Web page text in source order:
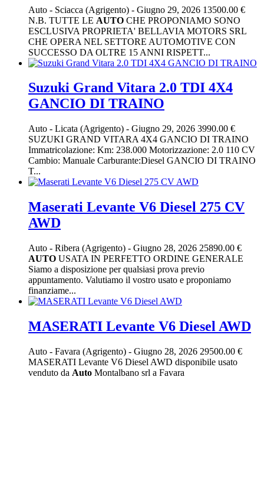
Auto - Sciacca (Agrigento) - Giugno 29, 2026 13500.00 €
N.B. TUTTE LE AUTO CHE PROPONIAMO SONO
ESCLUSIVA PROPRIETA' BELLAVIA MOTORS SRL
CHE OPERA NEL SETTORE AUTOMOTIVE CON
SUCCESSO DA OLTRE 15 ANNI RISPETT...
Suzuki Grand Vitara 2.0 TDI 4X4
GANCIO DI TRAINO
Auto - Licata (Agrigento) - Giugno 29, 2026 3990.00 €
SUZUKI GRAND VITARA 4X4 GANCIO DI TRAINO
Immatricolazione: Km: 238.000 Motorizzazione: 2.0 110 CV
Cambio: Manuale Carburante:Diesel GANCIO DI TRAINO
T...
Maserati Levante V6 Diesel 275 CV
AWD
Auto - Ribera (Agrigento) - Giugno 28, 2026 25890.00 €
AUTO USATA IN PERFETTO ORDINE GENERALE
Siamo a disposizione per qualsiasi prova previo
appuntamento. Valutiamo il vostro usato e proponiamo
finanziame...
MASERATI Levante V6 Diesel AWD
Auto - Favara (Agrigento) - Giugno 28, 2026 29500.00 €
MASERATI Levante V6 Diesel AWD disponibile usato
venduto da Auto Montalbano srl a Favara